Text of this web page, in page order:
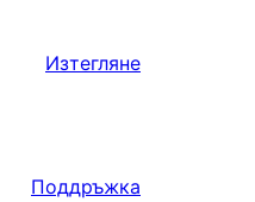
Изтегляне
Поддръжка